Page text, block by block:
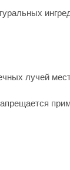
лучей